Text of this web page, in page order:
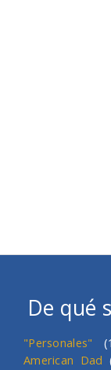
De qué
"Personales"
American Dad